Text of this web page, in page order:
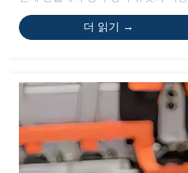
더 읽기 →